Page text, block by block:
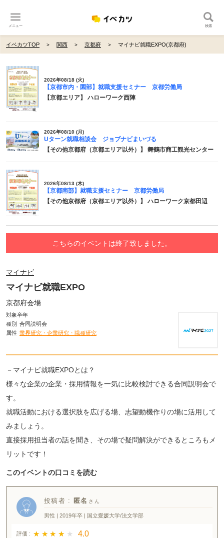
メニュー 検索
イベカツTOP 関西 京都府 マイナビ就職EXPO(京都府)
2026年08/18 (火)
【京都市内・園部】就職支援セミナー 京都労働局
【京都エリア】 ハローワーク西陣
2026年08/10 (月)
Uターン就職相談会 ジョブナビまいづる
【その他京都府（京都エリア以外）】 舞鶴市商工観光センター
2026年08/13 (木)
【京都南部】就職支援セミナー 京都労働局
【その他京都府（京都エリア以外）】 ハローワーク京都田辺
こちらのイベントは終了致しました。
マイナビ
マイナビ就職EXPO
京都府会場
対象卒年
種別
合同説明会
属性 業界研究・企業研究・職種研究
－マイナビ就職EXPOとは？
様々な企業の企業・採用情報を一気に比較検討できる合同説明会で
す。
就職活動における選択肢を広げる場、志望動機作りの場に活用して
みましょう。
直接採用担当者の話を聞き、その場で疑問解決ができるところもメ
リットです！
このイベントの口コミを読む
投稿者 : 匿名
男性 | 2019年卒 | 国立愛媛大学/法文学部
評価 : ★ ★ ★ ★ ★
★ ★ ★ ★ ★ 4.0